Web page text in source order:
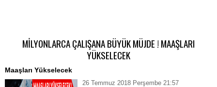
MİLYONLARCA ÇALIŞANA BÜYÜK MÜJDE ! MAAŞLARI
YÜKSELECEK
Maaşları Yükselecek
26 Temmuz 2018 Perşembe 21:57